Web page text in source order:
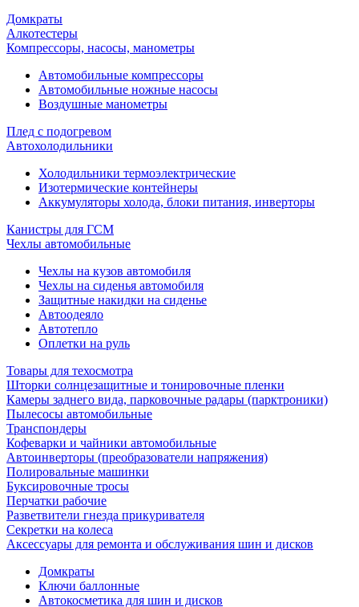
Домкраты
Алкотестеры
Компрессоры, насосы, манометры
Автомобильные компрессоры
Автомобильные ножные насосы
Воздушные манометры
Плед с подогревом
Автохолодильники
Холодильники термоэлектрические
Изотермические контейнеры
Аккумуляторы холода, блоки питания, инверторы
Канистры для ГСМ
Чехлы автомобильные
Чехлы на кузов автомобиля
Чехлы на сиденья автомобиля
Защитные накидки на сиденье
Автоодеяло
Автотепло
Оплетки на руль
Товары для техосмотра
Шторки солнцезащитные и тонировочные пленки
Камеры заднего вида, парковочные радары (парктроники)
Пылесосы автомобильные
Транспондеры
Кофеварки и чайники автомобильные
Автоинверторы (преобразователи напряжения)
Полировальные машинки
Буксировочные тросы
Перчатки рабочие
Разветвители гнезда прикуривателя
Секретки на колеса
Аксессуары для ремонта и обслуживания ‎шин и дисков
Домкраты
Ключи баллонные
Автокосметика для шин и дисков